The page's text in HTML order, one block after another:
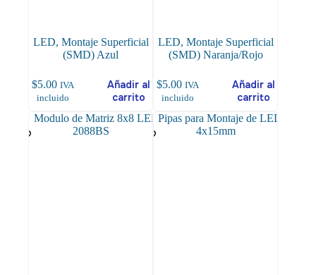
LED, Montaje Superficial
(SMD) Azul
$5.00 IVA
incluido
Añadir al
carrito
LED, Montaje Superficial
(SMD) Naranja/Rojo
$5.00 IVA
incluido
Añadir al
carrito